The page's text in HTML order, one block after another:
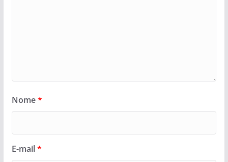
Nome*
E-mail*